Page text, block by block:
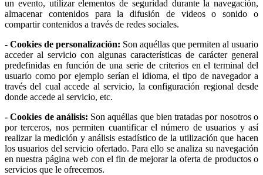
un evento, utilizar elementos de seguridad durante la navegación,
almacenar contenidos para la difusión de videos o sonido o
compartir contenidos a través de redes sociales.
- Cookies de personalización: Son aquéllas que permiten al usuario
acceder al servicio con algunas características de carácter general
predefinidas en función de una serie de criterios en el terminal del
usuario como por ejemplo serían el idioma, el tipo de navegador a
través del cual accede al servicio, la configuración regional desde
donde accede al servicio, etc.
- Cookies de análisis: Son aquéllas que bien tratadas por nosotros o
por terceros, nos permiten cuantificar el número de usuarios y así
realizar la medición y análisis estadístico de la utilización que hacen
los usuarios del servicio ofertado. Para ello se analiza su navegación
en nuestra página web con el fin de mejorar la oferta de productos o
servicios que le ofrecemos.